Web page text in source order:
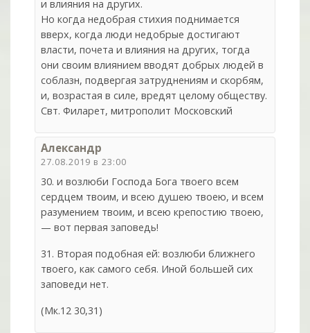
и влияния на других.
Но когда недобрая стихия поднимается
вверх, когда люди недобрые достигают
власти, почета и влияния на других, тогда
они своим влиянием вводят добрых людей в
соблазн, подвергая затруднениям и скорбям,
и, возрастая в силе, вредят целому обществу.
Свт. Филарет, митрополит Московский
Александр
27.08.2019 в 23:00
30. и возлюби Господа Бога твоего всем
сердцем твоим, и всею душею твоею, и всем
разумением твоим, и всею крепостию твоею,
— вот первая заповедь!
31. Вторая подобная ей: возлюби ближнего
твоего, как самого себя. Иной большей сих
заповеди нет.
(Мк.12 30,31)